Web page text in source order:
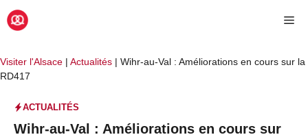
Aller
au
Visiter l'Alsace | Actualités | Wihr-au-Val : Améliorations en cours sur la
RD417
ACTUALITÉS
Wihr-au-Val : Améliorations en cours sur